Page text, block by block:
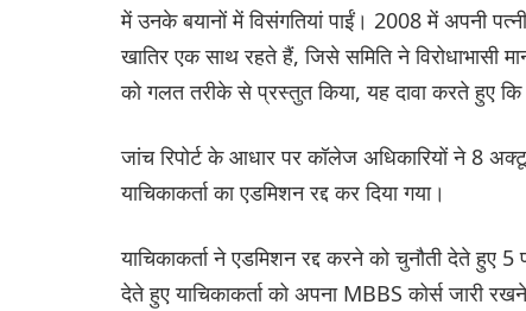
में उनके बयानों में विसंगतियां पाईं। 2008 में अपनी
खातिर एक साथ रहते हैं, जिसे समिति ने विरोधाभासी
को गलत तरीके से प्रस्तुत किया, यह दावा करते हुए
जांच रिपोर्ट के आधार पर कॉलेज अधिकारियों ने 8
याचिकाकर्ता का एडमिशन रद्द कर दिया गया।
याचिकाकर्ता ने एडमिशन रद्द करने को चुनौती देते हुए
देते हुए याचिकाकर्ता को अपना MBBS कोर्स जारी